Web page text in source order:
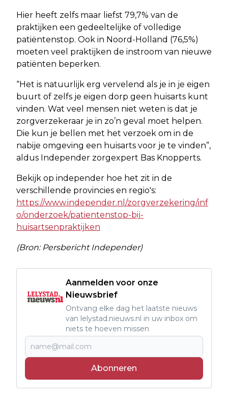
Hier heeft zelfs maar liefst 79,7% van de
praktijken een gedeeltelijke of volledige
patiëntenstop. Ook in Noord-Holland (76,5%)
moeten veel praktijken de instroom van nieuwe
patiënten beperken.
“Het is natuurlijk erg vervelend als je in je eigen
buurt of zelfs je eigen dorp geen huisarts kunt
vinden. Wat veel mensen niet weten is dat je
zorgverzekeraar je in zo’n geval moet helpen.
Die kun je bellen met het verzoek om in de
nabije omgeving een huisarts voor je te vinden”,
aldus Independer zorgexpert Bas Knopperts.
Bekijk op independer hoe het zit in de
verschillende provincies en regio's:
https://www.independer.nl/zorgverzekering/inf
o/onderzoek/patientenstop-bij-
huisartsenpraktijken
(Bron: Persbericht Independer)
Aanmelden voor onze
Nieuwsbrief
Ontvang elke dag het laatste nieuws
van lelystad.nieuws.nl in uw inbox om
niets te hoeven missen
Abonneren